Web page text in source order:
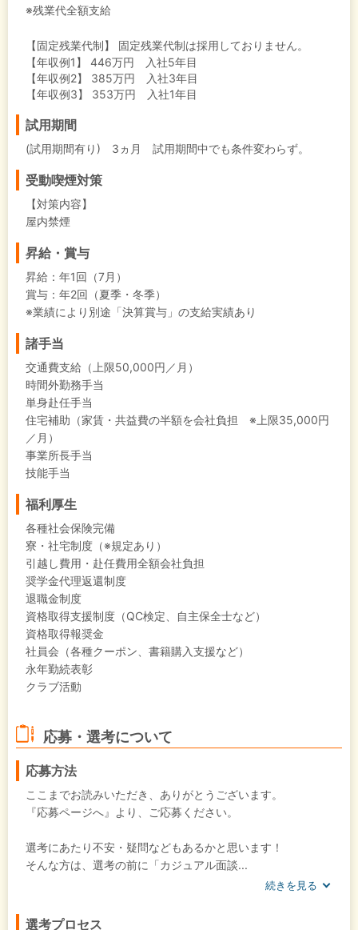
※残業代全額支給
【固定残業代制】
固定残業代制は採用しておりません。
【年収例1】
446万円 入社5年目
【年収例2】
385万円 入社3年目
【年収例3】
353万円 入社1年目
試用期間
(試用期間有り) 3ヵ月 試用期間中でも条件変わらず。
受動喫煙対策
【対策内容】
屋内禁煙
昇給・賞与
昇給：年1回（7月）
賞与：年2回（夏季・冬季）
※業績により別途「決算賞与」の支給実績あり
諸手当
交通費支給（上限50,000円／月）
時間外勤務手当
単身赴任手当
住宅補助（家賃・共益費の半額を会社負担 ※上限35,000円
／月）
事業所長手当
技能手当
福利厚生
各種社会保険完備
寮・社宅制度（※規定あり）
引越し費用・赴任費用全額会社負担
奨学金代理返還制度
退職金制度
資格取得支援制度（QC検定、自主保全士など）
資格取得報奨金
社員会（各種クーポン、書籍購入支援など）
永年勤続表彰
クラブ活動
応募・選考について
応募方法
ここまでお読みいただき、ありがとうございます。
『応募ページへ』より、ご応募ください。
選考にあたり不安・疑問などもあるかと思います！
そんな方は、選考の前に「カジュアル面談...
続きを見る
選考プロセス